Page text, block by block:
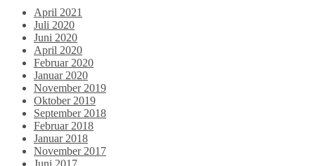
April 2021
Juli 2020
Juni 2020
April 2020
Februar 2020
Januar 2020
November 2019
Oktober 2019
September 2018
Februar 2018
Januar 2018
November 2017